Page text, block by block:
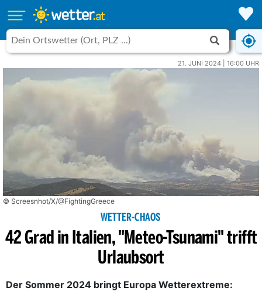
21. JUNI 2024 | 16:00 UHR
© Screesnhot/X/@FightingGreece
WETTER-CHAOS
42 Grad in Italien, "Meteo-Tsunami" trifft
Urlaubsort
Der Sommer 2024 bringt Europa Wetterextreme: